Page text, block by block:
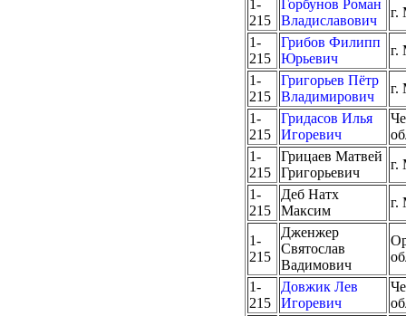
1-
215
Горбунов Роман
Владиславович
г.
1-
215
Грибов Филипп
Юрьевич
г.
1-
215
Григорьев Пётр
Владимирович
г.
1-
215
Гридасов Илья
Игоревич
1-
215
Грицаев Матвей
Григорьевич
г.
1-
215
Деб Натх
Максим
г.
1-
215
Дженжер
Святослав
Вадимович
1-
215
Довжик Лев
Игоревич